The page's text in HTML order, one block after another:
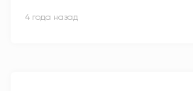
4 года назад